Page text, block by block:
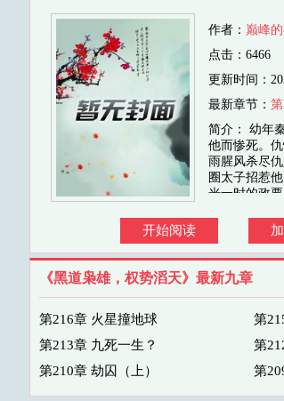
作者： 巅峰
点击：6466
更新时间：
最新章节：
简介： 幼年
他而惨死。
雨腥风杀尽
圈太子招惹
光一时的政
开始阅读
《黑道枭雄，权势滔天》最新九章
第216章 火星撞地球 第
第213章 九死一生？
第
第210章 劫囚（上）
第